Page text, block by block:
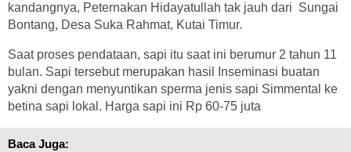
kandangnya, Peternakan Hidayatullah tak jauh dari Sungai
Bontang, Desa Suka Rahmat, Kutai Timur.
Saat proses pendataan, sapi itu saat ini berumur 2 tahun 11
bulan. Sapi tersebut merupakan hasil Inseminasi buatan
yakni dengan menyuntikan sperma jenis sapi Simmental ke
betina sapi lokal. Harga sapi ini Rp 60-75 juta
Baca Juga: